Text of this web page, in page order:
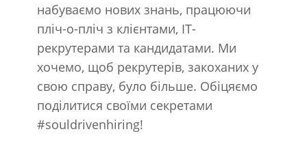
набуваємо нових знань, працюючи
пліч-о-пліч з клієнтами, IT-
рекрутерами та кандидатами. Ми
хочемо, щоб рекрутерів, закоханих у
свою справу, було більше. Обіцяємо
поділитися своїми секретами
#souldrivenhiring!